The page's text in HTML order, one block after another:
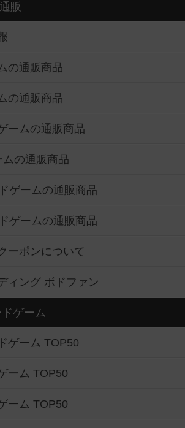
販
の通販商品
の通販商品
ームの通販商品
の通販商品
ゲームの通販商品
ゲームの通販商品
ーポンについて
ィング ボドファン
ゲーム
ゲーム TOP50
ーム TOP50
ーム TOP50